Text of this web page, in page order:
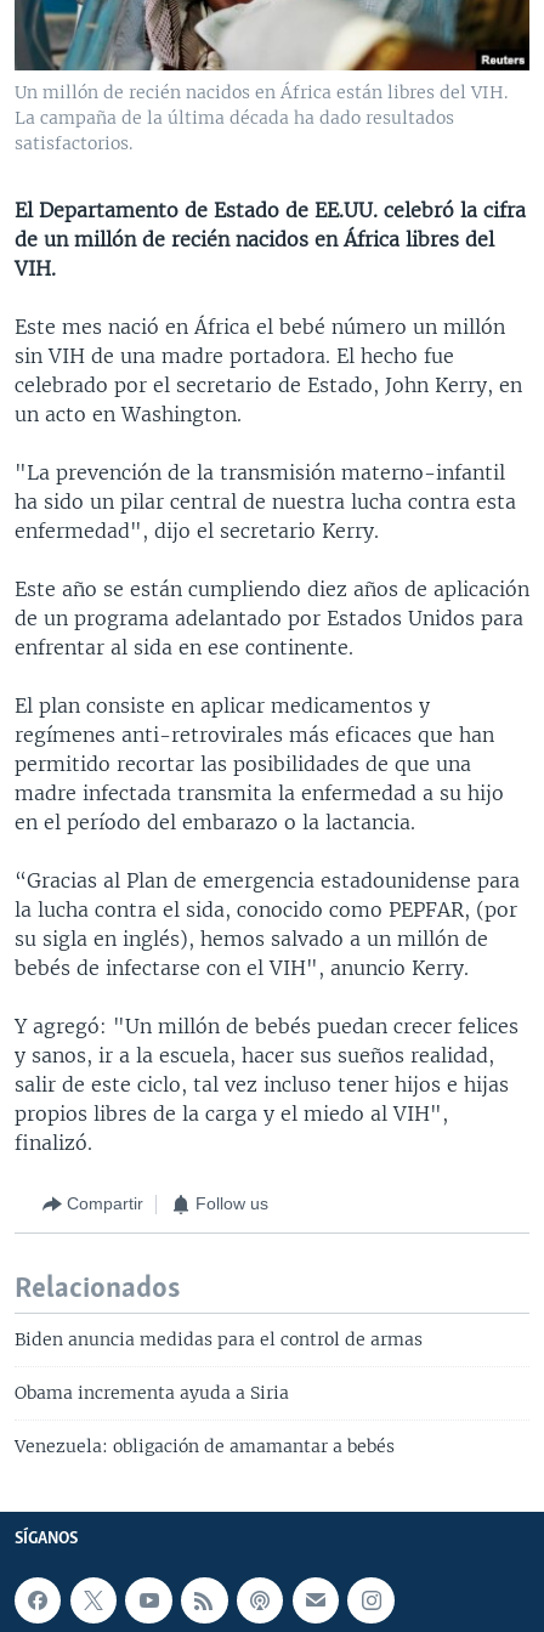
VENEZUELA
BRASIL
NICARAGUA
ECONOMÍA
ENTRETENIMIENTO Y CULTURA
TECNOLOGÍA
DEPORTES
MULTIMEDIA
VIDEOS
FOTOGRAFÍA
AUDIOS
PROGRAMAS TV
EL MUNDO AL DÍA
FORO INTERAMERICANO
LAS CLAVES
RADIO
AVANCE INFORMATIVO
BUENOS DÍAS AMÉRICA
EL MUNDO AL DÍA [RADIO]
DEPORTIVO INTERNACIONAL
ENTRETENIMIENTO
DIRECT
Learning English
SÍGANOS
Un millón de recién nacidos en África están libres del VIH.
La campaña de la última década ha dado resultados
satisfactorios.
El Departamento de Estado de EE.UU. celebró la cifra
de un millón de recién nacidos en África libres del
VIH.
Este mes nació en África el bebé número un millón
sin VIH de una madre portadora. El hecho fue
celebrado por el secretario de Estado, John Kerry, en
un acto en Washington.
"La prevención de la transmisión materno-infantil
ha sido un pilar central de nuestra lucha contra esta
enfermedad", dijo el secretario Kerry.
Este año se están cumpliendo diez años de aplicación
de un programa adelantado por Estados Unidos para
enfrentar al sida en ese continente.
El plan consiste en aplicar medicamentos y
regímenes anti-retrovirales más eficaces que han
permitido recortar las posibilidades de que una
madre infectada transmita la enfermedad a su hijo
en el período del embarazo o la lactancia.
“Gracias al Plan de emergencia estadounidense para
la lucha contra el sida, conocido como PEPFAR, (por
su sigla en inglés), hemos salvado a un millón de
bebés de infectarse con el VIH", anuncio Kerry.
Y agregó: "Un millón de bebés puedan crecer felices
y sanos, ir a la escuela, hacer sus sueños realidad,
salir de este ciclo, tal vez incluso tener hijos e hijas
propios libres de la carga y el miedo al VIH",
finalizó.
Compartir Follow us
Relacionados
Biden anuncia medidas para el control de armas
Obama incrementa ayuda a Siria
Venezuela: obligación de amamantar a bebés
SÍGANOS